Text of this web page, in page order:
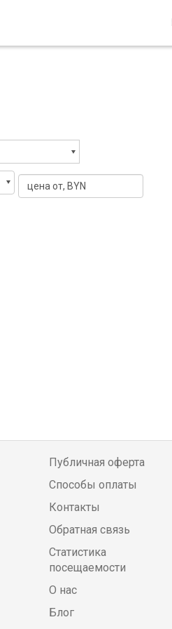
Публичная оферта
Способы оплаты
Контакты
Обратная связь
Статистика
посещаемости
О нас
Блог